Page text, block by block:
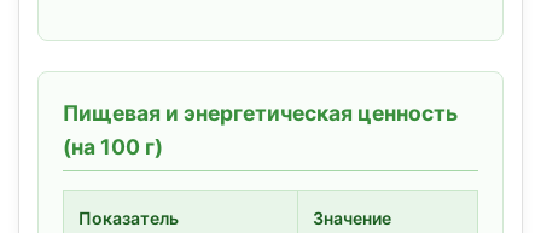
Пищевая и энергетическая ценность
(на 100 г)
Показатель Значение